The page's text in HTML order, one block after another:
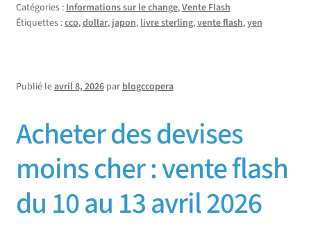
Catégories :Informations sur le change,Vente Flash
Étiquettes :cco,dollar,japon,livre sterling,vente flash,yen
Publié leavril 8, 2026 parblogccopera
Acheter des devises
moins cher : vente flash
du 10 au 13 avril 2026